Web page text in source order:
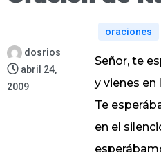
dosrios
abril 24,
2009
oraciones
Señor, te
y vienes en
Te
en el